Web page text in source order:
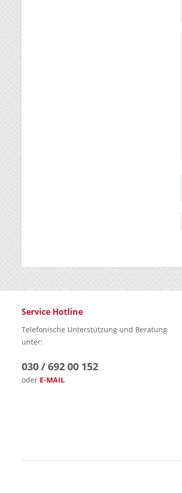
Service Hotline
Telefonische Unterstützung und Beratung
unter:
030 / 692 00 152
oder E-MAIL